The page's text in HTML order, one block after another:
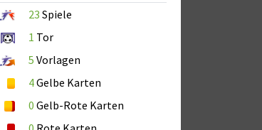
23 Spiele
1 Tor
5 Vorlagen
4Gelbe Karten
0 Gelb-Rote Karten